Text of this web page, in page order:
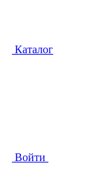
Каталог
Войти